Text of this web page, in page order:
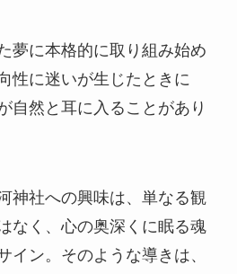
夢に本格的に取り組み始め
性に迷いが生じたときに
自然と耳に入ることがあり
神社への興味は、単なる観
なく、心の奥深くに眠る魂
イン。そのような導きは、